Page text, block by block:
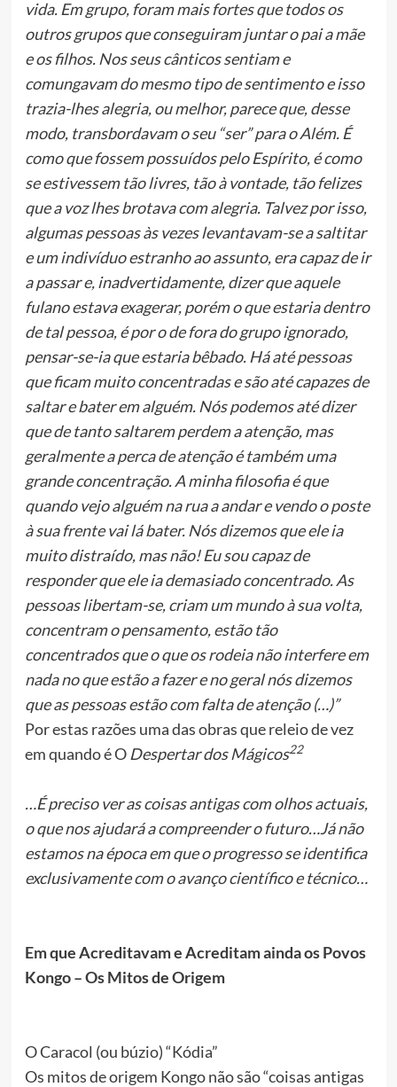
vida. Em grupo, foram mais fortes que todos os
outros grupos que conseguiram juntar o pai a mãe
e os filhos. Nos seus cânticos sentiam e
comungavam do mesmo tipo de sentimento e isso
trazia-lhes alegria, ou melhor, parece que, desse
modo, transbordavam o seu “ser” para o Além. É
como que fossem possuídos pelo Espírito, é como
se estivessem tão livres, tão à vontade, tão felizes
que a voz lhes brotava com alegria. Talvez por isso,
algumas pessoas às vezes levantavam-se a saltitar
e um indivíduo estranho ao assunto, era capaz de ir
a passar e, inadvertidamente, dizer que aquele
fulano estava exagerar, porém o que estaria dentro
de tal pessoa, é por o de fora do grupo ignorado,
pensar-se-ia que estaria bêbado. Há até pessoas
que ficam muito concentradas e são até capazes de
saltar e bater em alguém. Nós podemos até dizer
que de tanto saltarem perdem a atenção, mas
geralmente a perca de atenção é também uma
grande concentração. A minha filosofia é que
quando vejo alguém na rua a andar e vendo o poste
à sua frente vai lá bater. Nós dizemos que ele ia
muito distraído, mas não! Eu sou capaz de
responder que ele ia demasiado concentrado. As
pessoas libertam-se, criam um mundo à sua volta,
concentram o pensamento, estão tão
concentrados que o que os rodeia não interfere em
nada no que estão a fazer e no geral nós dizemos
que as pessoas estão com falta de atenção (…)”
Por estas razões uma das obras que releio de vez
em quando é ODespertar dos Mágicos22
…É preciso ver as coisas antigas com olhos actuais,
o que nos ajudará a compreender o futuro…Já não
estamos na época em que o progresso se identifica
exclusivamente com o avanço científico e técnico…
Em que Acreditavam e Acreditam ainda os Povos
Kongo – Os Mitos de Origem
O Caracol (ou búzio) “Kódia”
Os mitos de origem Kongo não são “coisas antigas